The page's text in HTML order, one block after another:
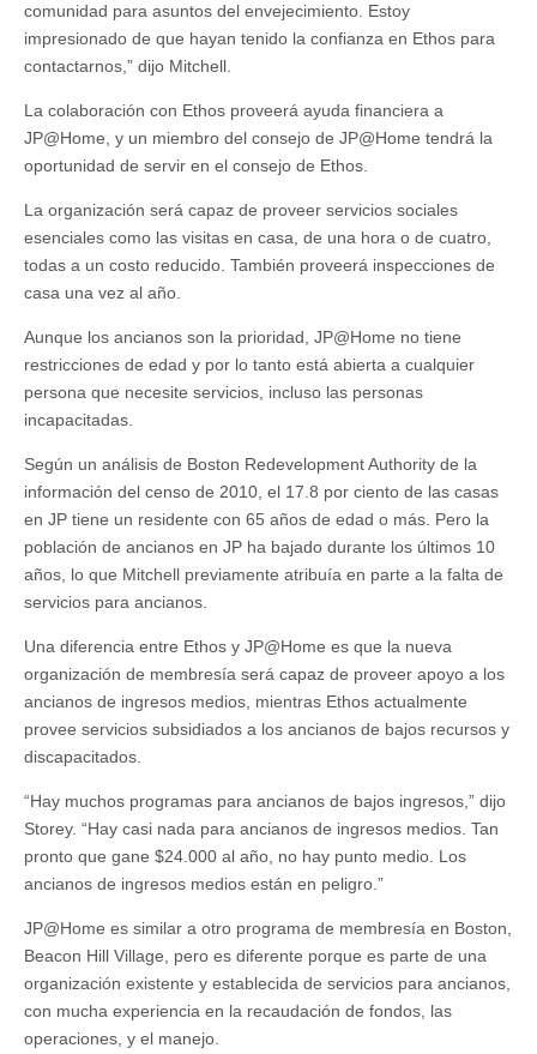
comunidad para asuntos del envejecimiento. Estoy
impresionado de que hayan tenido la confianza en Ethos para
contactarnos,” dijo Mitchell.
La colaboración con Ethos proveerá ayuda financiera a
JP@Home, y un miembro del consejo de JP@Home tendrá la
oportunidad de servir en el consejo de Ethos.
La organización será capaz de proveer servicios sociales
esenciales como las visitas en casa, de una hora o de cuatro,
todas a un costo reducido. También proveerá inspecciones de
casa una vez al año.
Aunque los ancianos son la prioridad, JP@Home no tiene
restricciones de edad y por lo tanto está abierta a cualquier
persona que necesite servicios, incluso las personas
incapacitadas.
Según un análisis de Boston Redevelopment Authority de la
información del censo de 2010, el 17.8 por ciento de las casas
en JP tiene un residente con 65 años de edad o más. Pero la
población de ancianos en JP ha bajado durante los últimos 10
años, lo que Mitchell previamente atribuía en parte a la falta de
servicios para ancianos.
Una diferencia entre Ethos y JP@Home es que la nueva
organización de membresía será capaz de proveer apoyo a los
ancianos de ingresos medios, mientras Ethos actualmente
provee servicios subsidiados a los ancianos de bajos recursos y
discapacitados.
“Hay muchos programas para ancianos de bajos ingresos,” dijo
Storey. “Hay casi nada para ancianos de ingresos medios. Tan
pronto que gane $24.000 al año, no hay punto medio. Los
ancianos de ingresos medios están en peligro.”
JP@Home es similar a otro programa de membresía en Boston,
Beacon Hill Village, pero es diferente porque es parte de una
organización existente y establecida de servicios para ancianos,
con mucha experiencia en la recaudación de fondos, las
operaciones, y el manejo.